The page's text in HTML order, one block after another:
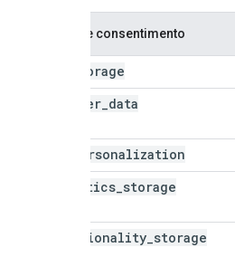
Tipo de consentimento
storage
user data
personalization
analytics storage
functionality storage